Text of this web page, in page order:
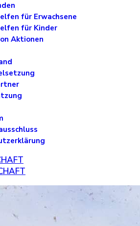
für Erwachsene
für Kinder
Aktionen